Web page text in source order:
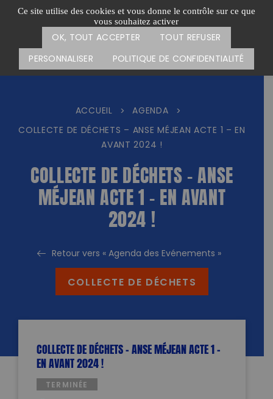
Ce site utilise des cookies et vous donne le contrôle sur ce que
vous souhaitez activer
OK, TOUT ACCEPTER
TOUT REFUSER
PERSONNALISER
POLITIQUE DE CONFIDENTIALITÉ
Passer
Menu
CARTE DES ACTIONS FAIRE UN DON
ACCUEIL > AGENDA
>
COLLECTE DE DÉCHETS – ANSE MÉJEAN ACTE 1 – EN
AVANT 2024 !
COLLECTE DE DÉCHETS – ANSE
MÉJEAN ACTE 1 – EN AVANT
2024 !
Retour vers « Agenda des Evénements »
COLLECTE DE DÉCHETS
COLLECTE DE DÉCHETS – ANSE MÉJEAN ACTE 1 –
EN AVANT 2024 !
TERMINÉE